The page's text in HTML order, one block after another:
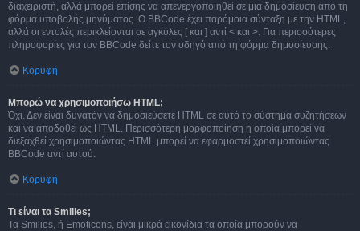
διαχειριστή, αλλά μπορεί επίσης να απενεργοποιηθεί σε μια δημοσίευση από τη
φόρμα υποβολής μηνύματος. Ο BBCode έχει παρόμοια σύνταξη με την HTML,
αλλά οι εντολές περικλείονται σε αγκύλες [ και ] αντί < και >. Για περισσότερες
πληροφορίες για τον BBCode δείτε τον οδηγό από τη φόρμα δημοσίευσης.
Κορυφή
Μπορώ να χρησιμοποιήσω HTML;
Όχι. Δεν είναι δυνατόν να δημοσιεύσετε HTML σε αυτό το σύστημα συζητήσεων
και να αποδοθεί ως HTML. Περισσότερη μορφοποίηση η οποία μπορεί να
διεξαχθεί χρησιμοποιώντας HTML μπορεί να εφαρμοστεί χρησιμοποιώντας
BBCode αντί αυτού.
Κορυφή
Τι είναι τα Smilies;
Τα Smilies, ή Emoticons, είναι μικρά εικονίδια τα οποία μπορούν να